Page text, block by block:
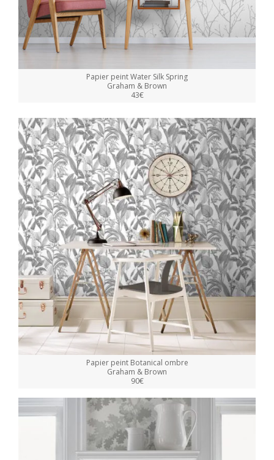
Papier peint Water Silk Spring
Graham & Brown
43€
Papier peint Botanical ombre
Graham & Brown
90€